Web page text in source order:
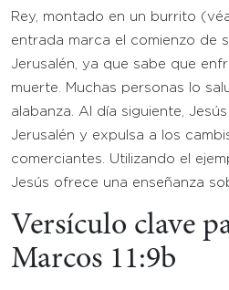
Rey, montado en un burrito
entrada marca el comienzo de
Jerusalén, ya que sabe que
muerte. Muchas personas lo
alabanza. Al día siguiente,
Jerusalén y expulsa a los
comerciantes. Utilizando el
Jesús ofrece una enseñanza
Versículo clave
Marcos 11:9b